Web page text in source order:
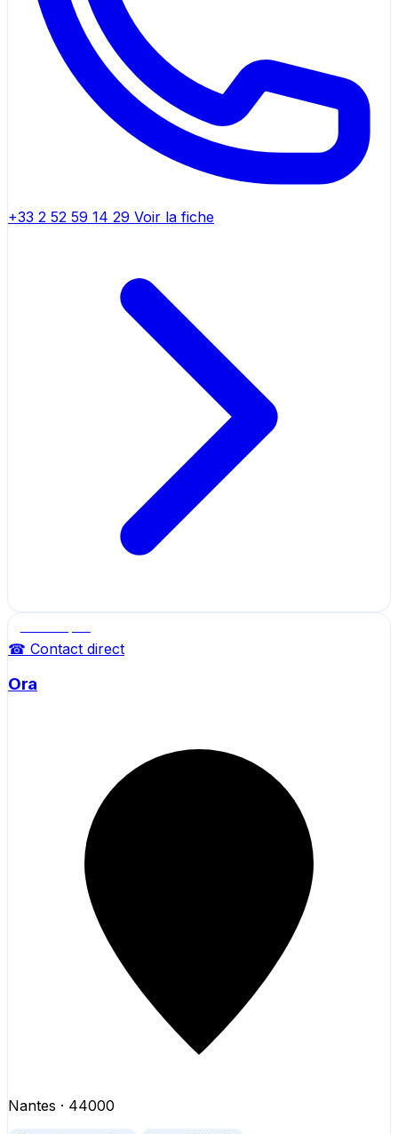
+33 2 52 59 14 29 Voir la fiche
☎ Contact direct
Ora
Nantes · 44000